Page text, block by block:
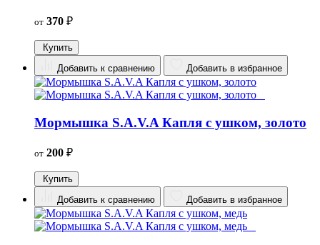
от 370 ₽
Купить
Добавить к сравнению
Добавить в избранное
Мормышка S.A.V.A Капля с ушком, золото
от 200 ₽
Купить
Добавить к сравнению
Добавить в избранное